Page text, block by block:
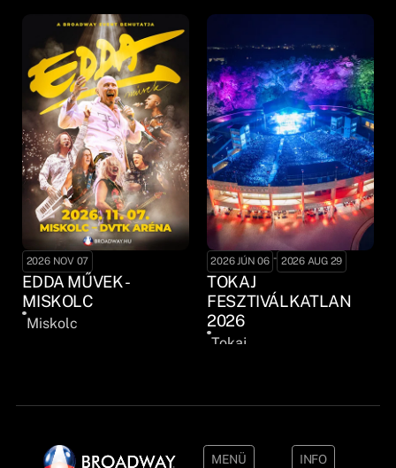
2026 NOV 07
EDDA MŰVEK -
MISKOLC
Miskolc
2026 JÚN 06 - 2026 AUG 29
TOKAJ
FESZTIVÁLKATLAN
2026
Tokaj
MENÜ INFO